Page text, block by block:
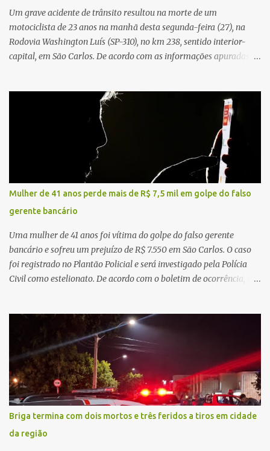
já apresentava antes do furto. O carro possui seguro e, segundo a
v...
Um grave acidente de trânsito resultou na morte de um
motociclista de 23 anos na manhã desta segunda-feira (27), na
Rodovia Washington Luís (SP-310), no km 238, sentido interior-
capital, em São Carlos. De acordo com as informações apuradas no
veículo, o trânsito estava lento e congestionado devido a obras
realizadas na rodovia, momento em que ocorreu o impacto. Com
a violência da colisão, o motociclista foi arremessado ao solo.
Testemunhas relataram que o capacete teria se desprendido
durante o acidente. O jovem sofreu ferimentos gravíssimos e
morreu ainda no local. Equipes de resgate e de atendimento da
concessionária responsável pela rodovia foram acionadas e
realizaram a sinalização da via, além de prestarem socorro à
vítima. No entanto, o óbito foi constatado ainda no local do
acidente. A Polícia Militar Rodoviária compareceu para o registro
da ocorrência...
Mulher de 41 anos perde mais de R$ 7,5 mil em golpe do falso
gerente bancário
Uma mulher de 41 anos foi vítima do golpe do falso gerente
bancário e sofreu um prejuízo de R$ 7.550 em São Carlos. O caso
foi registrado no Plantão Policial e será investigado pela Polícia
Civil como estelionato. De acordo com o boletim de ocorrência, a
suspeito alegou que seria necessário atualizar o cadastro da conta
e passou a orientar a vítima sobre os procedimentos que deveriam
ser realizados. Dias depois, o golpista enviou um documento em
PDF simulando uma comunicação oficial da instituição financeira.
Na sequência, entrou em contato por telefone e encaminhou um
link, orientando a vítima a acessá-lo pelo computador para
concluir a suposta atualização cadastral. Após realizar o
procedimento, a conta bancária ficou bloqueada por algumas
horas. Sem conseguir acessar o sistema, a vítima tentou
Briga termina com dois mortos e três feridos a tiros em cidade
da região